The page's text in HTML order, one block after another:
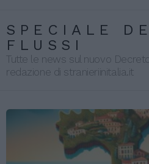
SPECIALE
FLUSSI
Tutte le news sul nuovo
redazione di stranieriinitalia.it
LATEST
STORIES